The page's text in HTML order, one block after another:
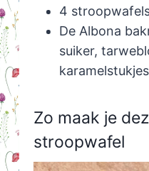
4
De Albona
suiker,
karamelstukjes
Zo maak je
stroopwafel